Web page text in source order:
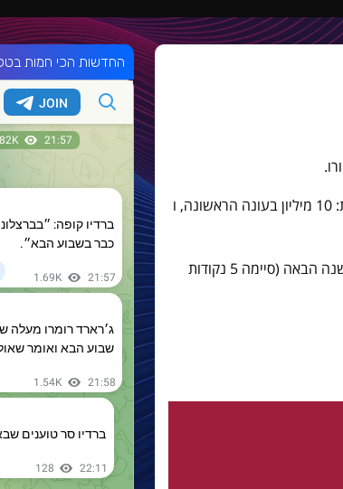
לבארסה תהיה אופציה של קנייה חוזרת בשנתיים הראשונות: 10 מיליון בעונה הראשונה, ו
לא ברור מה ההתעקשות על המבורג, קבוצה בלי אירופה בשנה הבאה (סיימה 5 נקודות
החדשות הכי חמות